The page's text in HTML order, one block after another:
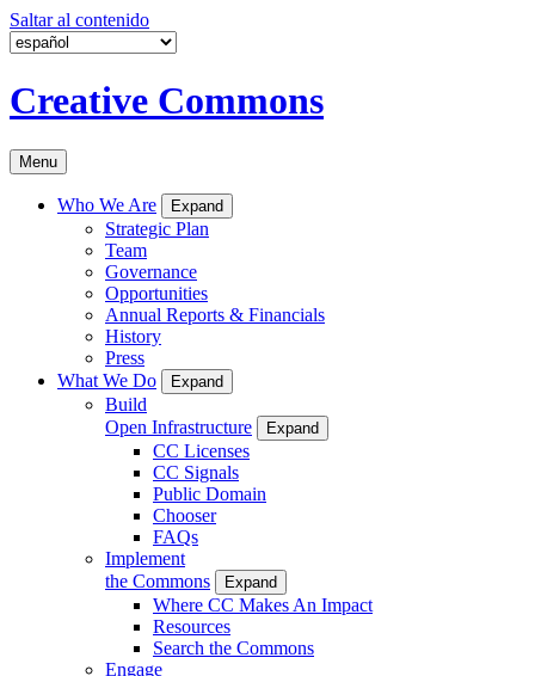
Saltar al contenido
Creative Commons
Menu
Who We Are Expand
Strategic Plan
Team
Governance
Opportunities
Annual Reports & Financials
History
Press
What We Do
Expand
Build
Open Infrastructure
Expand
CC Licenses
CC Signals
Public Domain
Chooser
FAQs
Implement
the Commons
Expand
Where CC Makes An Impact
Resources
Search the Commons
Engage